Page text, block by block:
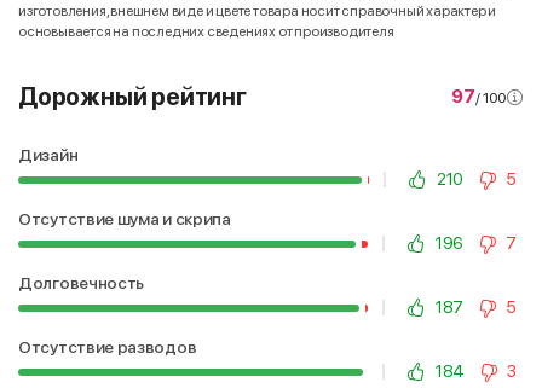
изготовления, внешнем виде и цвете товара носит справочный характер и
основывается на последних сведениях от производителя
Дорожный рейтинг 97/ 100
Дизайн
210
5
Отсутствие шума и скрипа
196
7
Долговечность
187
5
Отсутствие разводов
184
3